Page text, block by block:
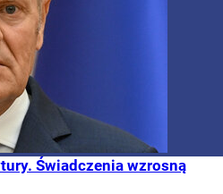
Świadczenia wzrosną